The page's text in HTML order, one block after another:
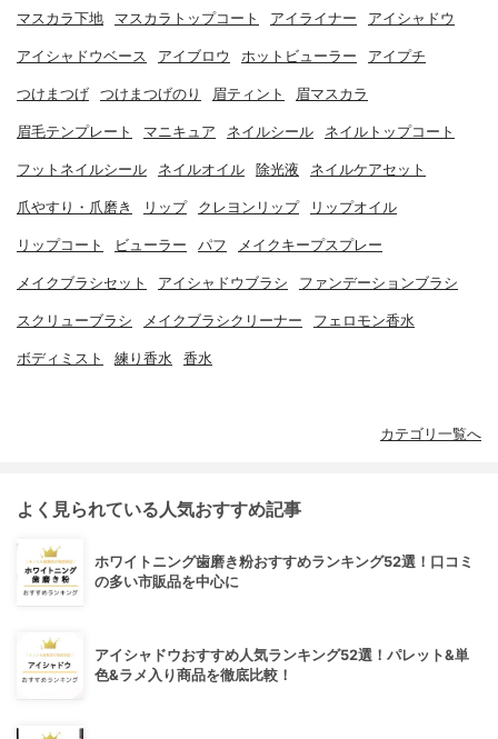
マスカラ下地 マスカラトップコート アイライナー アイシャドウ
アイシャドウベース アイブロウ ホットビューラー アイプチ
つけまつげ つけまつげのり 眉ティント 眉マスカラ
眉毛テンプレート マニキュア ネイルシール ネイルトップコート
フットネイルシール ネイルオイル 除光液 ネイルケアセット
爪やすり・爪磨き リップ クレヨンリップ リップオイル
リップコート ビューラー パフ メイクキープスプレー
メイクブラシセット アイシャドウブラシ ファンデーションブラシ
スクリューブラシ メイクブラシクリーナー フェロモン香水
ボディミスト 練り香水 香水
カテゴリ一覧へ
よく見られている人気おすすめ記事
ホワイトニング歯磨き粉おすすめランキング52選！口コミ
の多い市販品を中心に
アイシャドウおすすめ人気ランキング52選！パレット&単
色&ラメ入り商品を徹底比較！